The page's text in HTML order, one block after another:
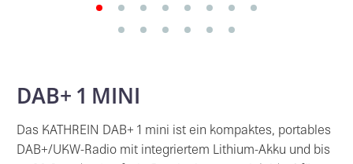
DAB+ 1 MINI
Das KATHREIN DAB+ 1 mini ist ein kompaktes, portables
DAB+/UKW-Radio mit integriertem Lithium-Akku und bis